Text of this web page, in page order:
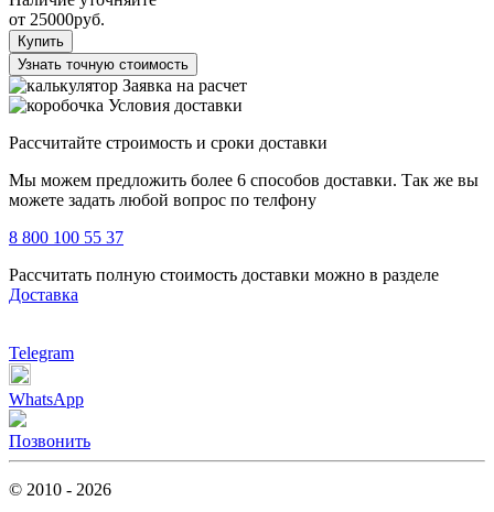
от 25000руб.
Купить
Узнать точную стоимость
Заявка на расчет
Условия доставки
Рассчитайте строимость и сроки доставки
Мы можем предложить более 6 способов доставки. Так же вы
можете задать любой вопрос по телфону
8 800 100 55 37
Рассчитать полную стоимость доставки можно в разделе
Доставка
Telegram
WhatsApp
Позвонить
© 2010 - 2026